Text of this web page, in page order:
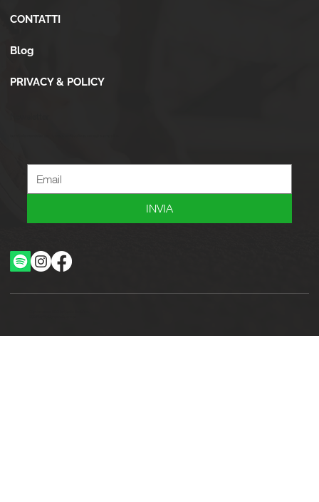
CONTATTI
Blog
PRIVACY & POLICY
INVIA